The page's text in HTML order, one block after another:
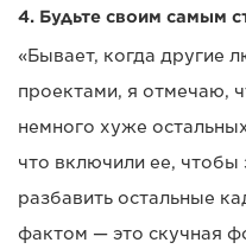
4. Будьте своим самым
«Бывает, когда другие
проектами, я отмечаю,
немного хуже
что включили ее, чтобы
разбавить остальные
фактом — это скучная